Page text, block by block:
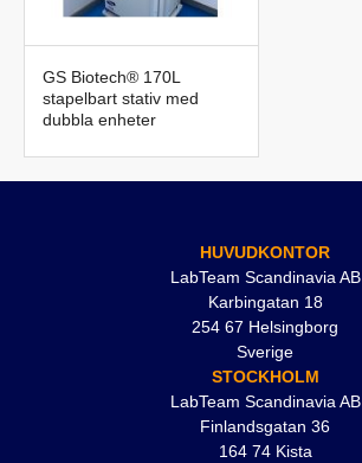
GS Biotech® 170L
stapelbart stativ med
dubbla enheter
HUVUDKONTOR
LabTeam Scandinavia AB
Karbingatan 18
254 67 Helsingborg
Sverige
STOCKHOLM
LabTeam Scandinavia AB
Finlandsgatan 36
164 74 Kista